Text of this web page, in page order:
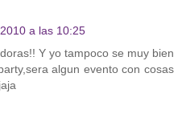
a las 10:25
Y yo tampoco se muy bien
algun evento con cosas